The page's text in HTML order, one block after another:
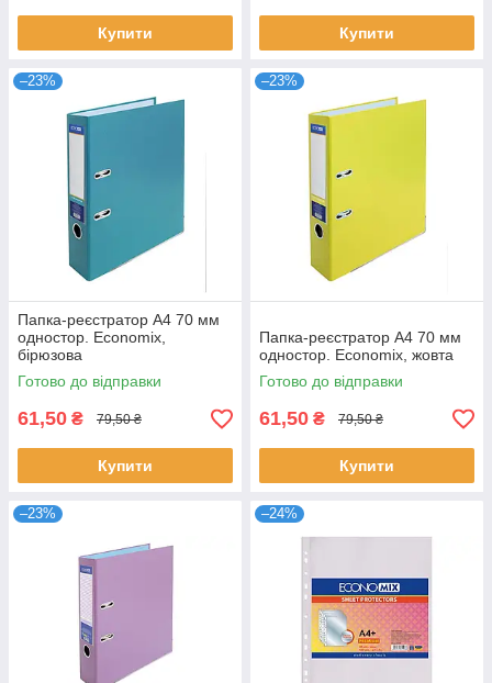
Купити Купити
–23%
Папка-реєстратор А4 70 мм
одностор. Economix,
бірюзова
Готово до відправки
61,50 ₴ 79,50 ₴
Купити
–23%
Папка-реєстратор А4 70 мм
одностор. Economix, жовта
Готово до відправки
61,50 ₴ 79,50 ₴
Купити
–23% –24%